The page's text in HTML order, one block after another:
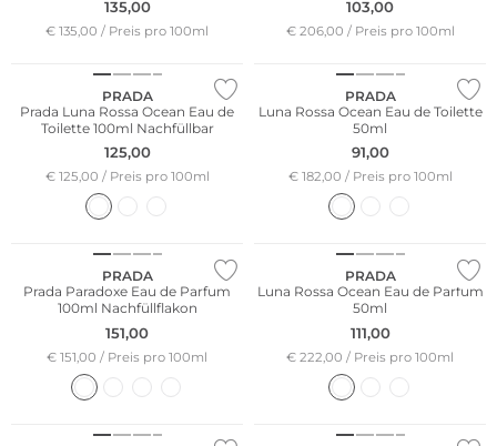
135,00
€ 135,00 / Preis pro 100ml
103,00
€ 206,00 / Preis pro 100ml
PRADA
Prada Luna Rossa Ocean Eau de
Toilette 100ml Nachfüllbar
125,00
€ 125,00 / Preis pro 100ml
PRADA
Luna Rossa Ocean Eau de Toilette
50ml
91,00
€ 182,00 / Preis pro 100ml
PRADA
Prada Paradoxe Eau de Parfum
100ml Nachfüllflakon
151,00
€ 151,00 / Preis pro 100ml
PRADA
Luna Rossa Ocean Eau de Parfum
50ml
111,00
€ 222,00 / Preis pro 100ml